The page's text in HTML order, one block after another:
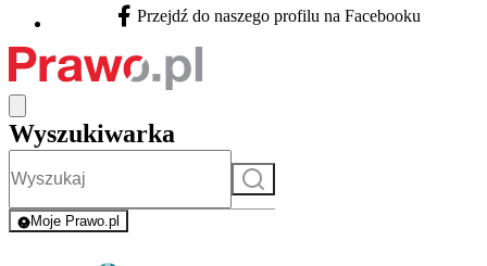
Facebook - otwiera się w nowej karcie
Przejdź do naszego profilu na Facebooku
Wyszukiwarka
Szukaj
Moje Prawo.pl
- rejestracja i logowanie do serwisu